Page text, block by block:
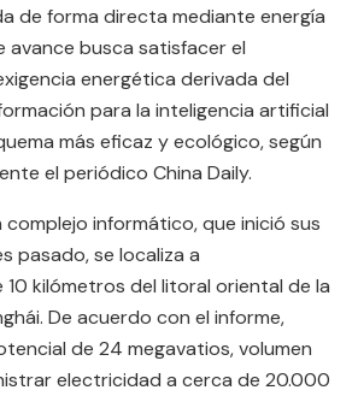
de forma directa mediante energía
avance busca satisfacer el
energética derivada del
para la inteligencia artificial
más eficaz y ecológico, según
el periódico China Daily.
informático, que inició sus
pasado, se localiza a
kilómetros del litoral oriental de la
De acuerdo con el informe,
de 24 megavatios, volumen
electricidad a cerca de 20.000